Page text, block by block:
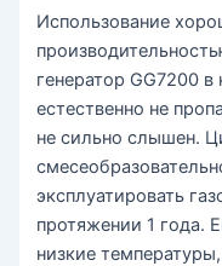
Использование
генератор GG7200
естественно не
не сильно слышен.
эксплуатировать
протяжении 1 года.
низкие